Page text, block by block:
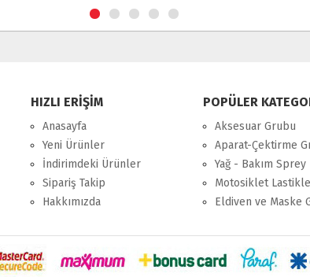
HIZLI ERİŞİM
Anasayfa
Yeni Ürünler
İndirimdeki Ürünler
Sipariş Takip
Hakkımızda
POPÜLER
Aksesuar Grubu
Aparat-Çektirme
Yağ - Bakım
Motosiklet
Eldiven ve Maske